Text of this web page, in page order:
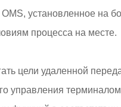
установленное на
процесса на месте.
цели удаленной
управления